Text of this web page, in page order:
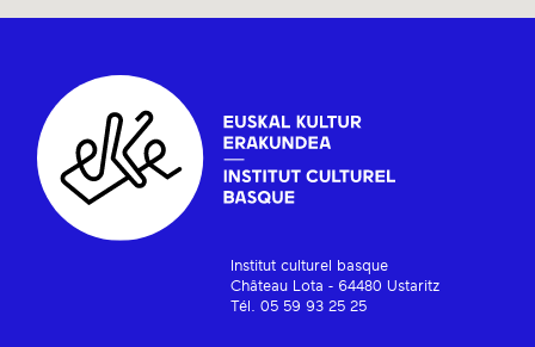
Institut culturel basque
Château Lota - 64480 Ustaritz
Tél. 05 59 93 25 25